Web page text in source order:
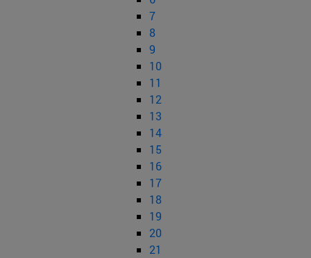
7
8
9
10
11
12
13
14
15
16
17
18
19
20
21